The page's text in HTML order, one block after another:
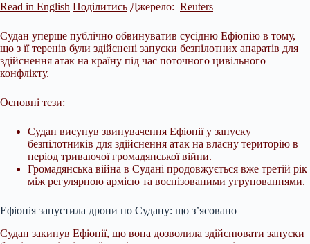
Read in English Поділитись Джерело: Reuters
Судан уперше публічно обвинуватив сусідню Ефіопію в тому,
що з її теренів були здійснені запуски безпілотних апаратів для
здійснення атак на країну під час поточного цивільного
конфлікту.
Основні тези:
Судан висунув звинувачення Ефіопії у запуску
безпілотників для здійснення атак на власну територію в
період триваючої громадянської війни.
Громадянська війна в Судані продовжується вже третій рік
між регулярною армією та воєнізованими угрупованнями.
Ефіопія запустила дрони по Судану: що з’ясовано
Судан закинув Ефіопії, що вона дозволила здійснювати запуски